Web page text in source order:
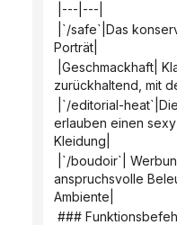
|---|---|
Porträt|
zurückhaltend, mit
erlauben einen
Kleidung|
anspruchsvolle
Ambiente|
###